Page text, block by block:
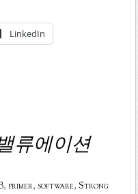
LinkedIn
류에이션
, primer, software, Strong